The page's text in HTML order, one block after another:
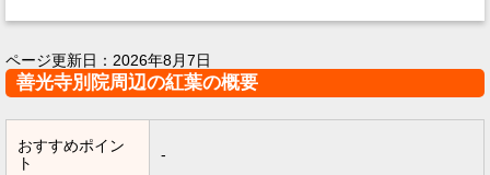
ページ更新日： 2026年8月7日
善光寺別院周辺の紅葉の概要
おすすめポイン
ト
-